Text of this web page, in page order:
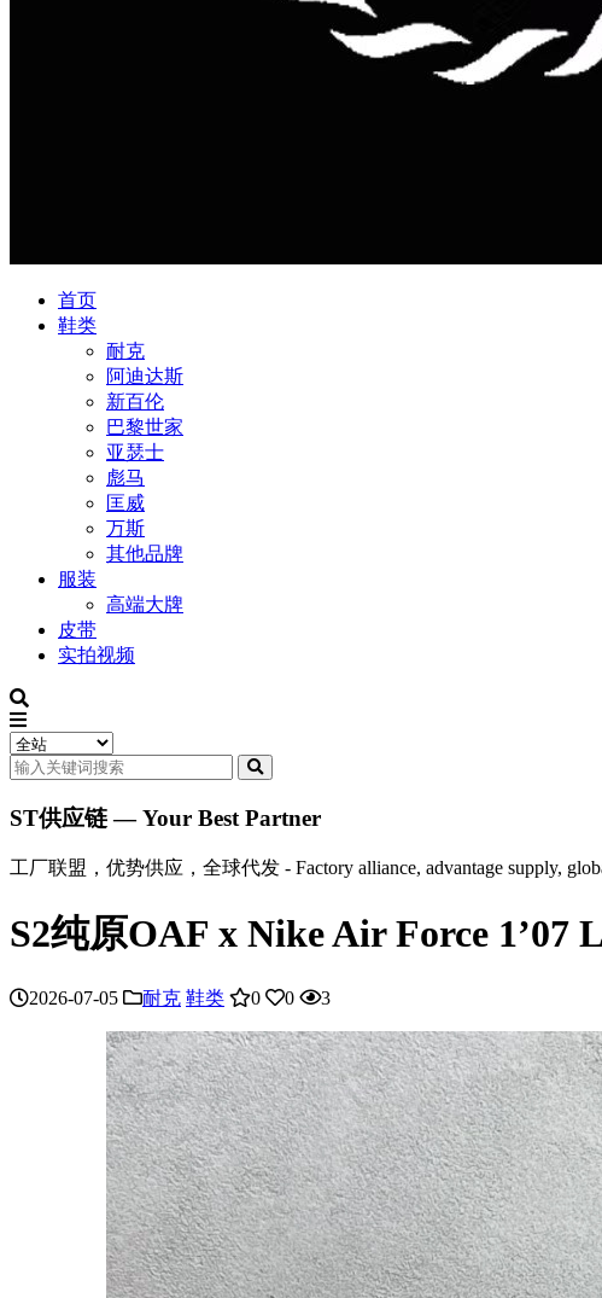
首页
鞋类
耐克
阿迪达斯
新百伦
巴黎世家
亚瑟士
彪马
匡威
万斯
其他品牌
服装
高端大牌
皮带
实拍视频
ST供应链 — Your Best Partner
工厂联盟，优势供应，全球代发 - Factory alliance, advantage supply,
S2纯原OAF x Nike Air Force 1’07
2026-07-05 耐克 鞋类 0 0 3